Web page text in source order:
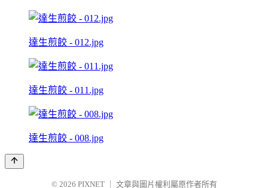
達生煎餃 - 012.jpg
達生煎餃 - 011.jpg
達生煎餃 - 008.jpg
© 2026 PIXNET
文章與圖片權利屬原作者所有